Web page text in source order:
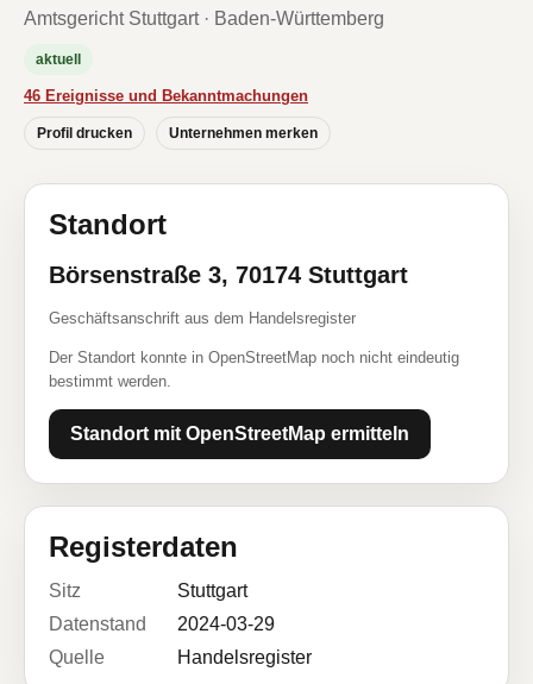
Amtsgericht Stuttgart · Baden-Württemberg
aktuell
46 Ereignisse und Bekanntmachungen
Profil drucken Unternehmen merken
Standort
Börsenstraße 3, 70174 Stuttgart
Geschäftsanschrift aus dem Handelsregister
Der Standort konnte in OpenStreetMap noch nicht eindeutig
bestimmt werden.
Standort mit OpenStreetMap ermitteln
Registerdaten
Sitz
Stuttgart
Datenstand
2024-03-29
Quelle
Handelsregister